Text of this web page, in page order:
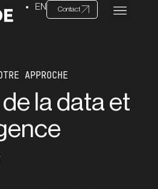
EN Contact
APPROCHE
la data et